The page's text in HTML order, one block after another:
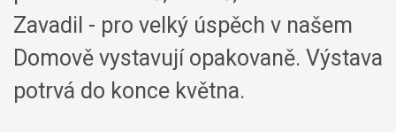
Zavadil - pro velký úspěch v našem
Domově vystavují opakovaně. Výstava
potrvá do konce května.